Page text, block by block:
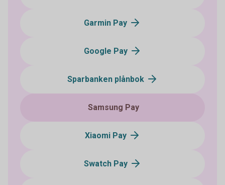
Garmin Pay
Google Pay
Sparbanken plånbok
Samsung Pay
Xiaomi Pay
Swatch Pay